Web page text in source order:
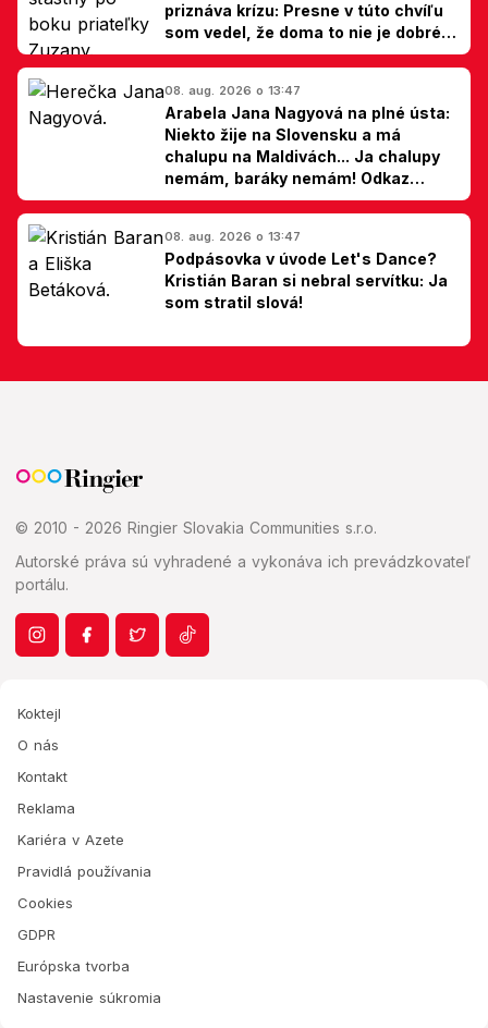
priznáva krízu: Presne v túto chvíľu
som vedel, že doma to nie je dobré,
hovorí Milan Ondrík
08. aug. 2026 o 13:47
Arabela Jana Nagyová na plné ústa:
Niekto žije na Slovensku a má
chalupu na Maldivách... Ja chalupy
nemám, baráky nemám! Odkaz
Slovákom
08. aug. 2026 o 13:47
Podpásovka v úvode Let's Dance?
Kristián Baran si nebral servítku: Ja
som stratil slová!
© 2010 - 2026 Ringier Slovakia Communities s.r.o.
Autorské práva sú vyhradené a vykonáva ich prevádzkovateľ
portálu.
Koktejl
O nás
Kontakt
Reklama
Kariéra v Azete
Pravidlá používania
Cookies
GDPR
Európska tvorba
Nastavenie súkromia